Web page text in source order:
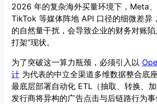
2026 年的复杂海外买量环境下，Meta、
TikTok 等媒体阵地 API 口径的细微差异
的自然量干扰，会导致企业的财务对账
打架”现状。
为了突破这一算力瓶颈，必须引入以
计 为代表的中立全渠道多维数据整合底
最底层部署自动化 ETL（抽取、转换、
发行商将异构的广告点击与后链路行为